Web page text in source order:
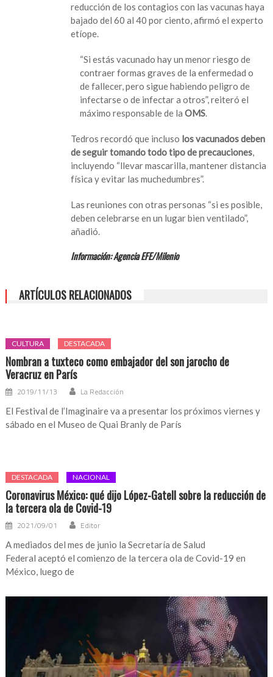
reducción de los contagios con las vacunas haya
bajado del 60 al 40 por ciento, afirmó el experto
etíope.
“Si estás vacunado hay un menor riesgo de
contraer formas graves de la enfermedad o
de fallecer, pero sigue habiendo peligro de
infectarse o de infectar a otros”, reiteró el
máximo responsable de laOMS.
Tedros recordó que incluso los vacunados deben
de seguir tomando todo tipo de precauciones,
incluyendo “llevar mascarilla, mantener distancia
física y evitar las muchedumbres”.
Las reuniones con otras personas “si es posible,
deben celebrarse en un lugar bien ventilado”,
añadió.
Información: Agencia EFE/Milenio
ARTÍCULOS RELACIONADOS
CULTURA DESTACADA
Nombran a tuxteco como embajador del son jarocho de
Veracruz en París
2019/11/13 La Redacción
El Festival de l’Imaginaire va a presentar los próximos viernes y
sábado en el Museo de Quai Branly de París
DESTACADA NACIONAL
Coronavirus México: qué dijo López-Gatell sobre la reducción de
la tercera ola de Covid-19
2021/09/01 Editor
A mediados del mes de junio la Secretaría de Salud
Federal aceptó el comienzo de la tercera ola de Covid-19 en
México, luego de